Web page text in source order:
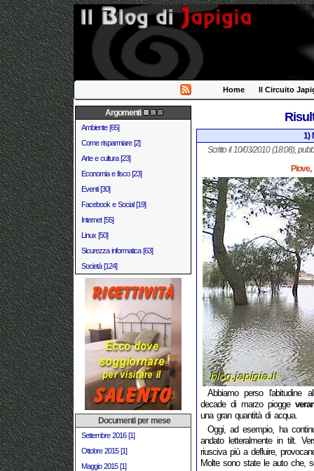
Home Il Circuito
Argomenti
Ambiente [65]
Come risparmiare [2]
Arte e cultura [23]
Economia e fisco [23]
Eventi [30]
Facebook e Social [19]
Internet [55]
Linux [50]
Sicurezza informatica [63]
Società [124]
Documenti per mese
Settembre 2016 [1]
Ottobre 2015 [1]
Maggio 2015 [1]
1)
Scritto il 10/03/2010 (18:08),
Abbiamo perso l'abitudine
decade di marzo piogge
una gran quantità di acqua.
Oggi, ad esempio, ha
andato letteralmente in tilt.
riusciva più a defluire,
Molte sono state le auto che,